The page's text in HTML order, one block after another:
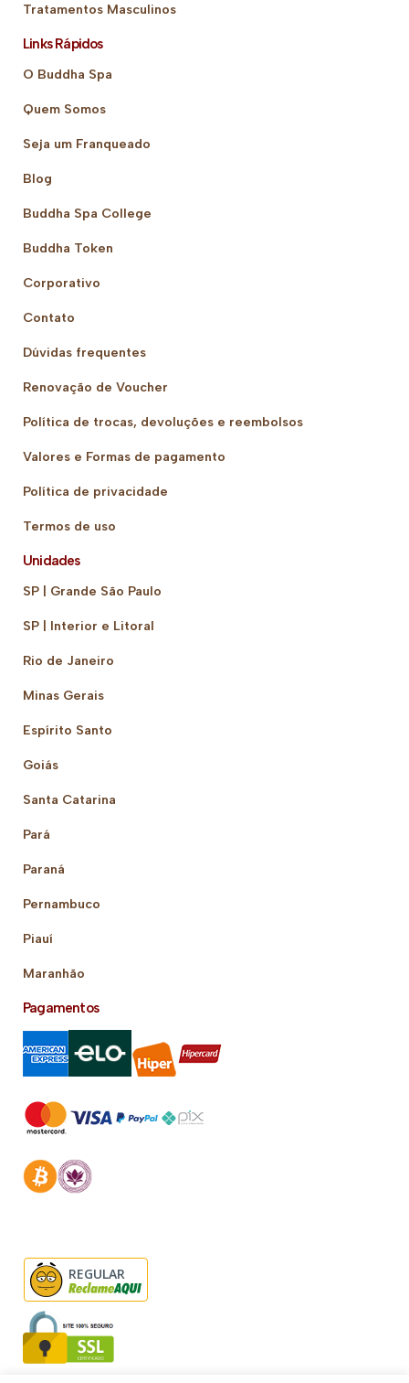
Tratamentos Masculinos
Links Rápidos
O Buddha Spa
Quem Somos
Seja um Franqueado
Blog
Buddha Spa College
Buddha Token
Corporativo
Contato
Dúvidas frequentes
Renovação de Voucher
Política de trocas, devoluções e reembolsos
Valores e Formas de pagamento
Política de privacidade
Termos de uso
Unidades
SP | Grande São Paulo
SP | Interior e Litoral
Rio de Janeiro
Minas Gerais
Espírito Santo
Goiás
Santa Catarina
Pará
Paraná
Pernambuco
Piauí
Maranhão
Pagamentos
REGULAR